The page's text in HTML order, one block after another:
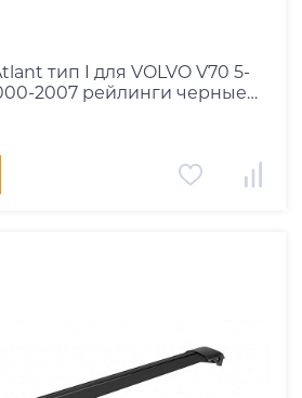
тип I для VOLVO V70 5-
2007 рейлинги черные